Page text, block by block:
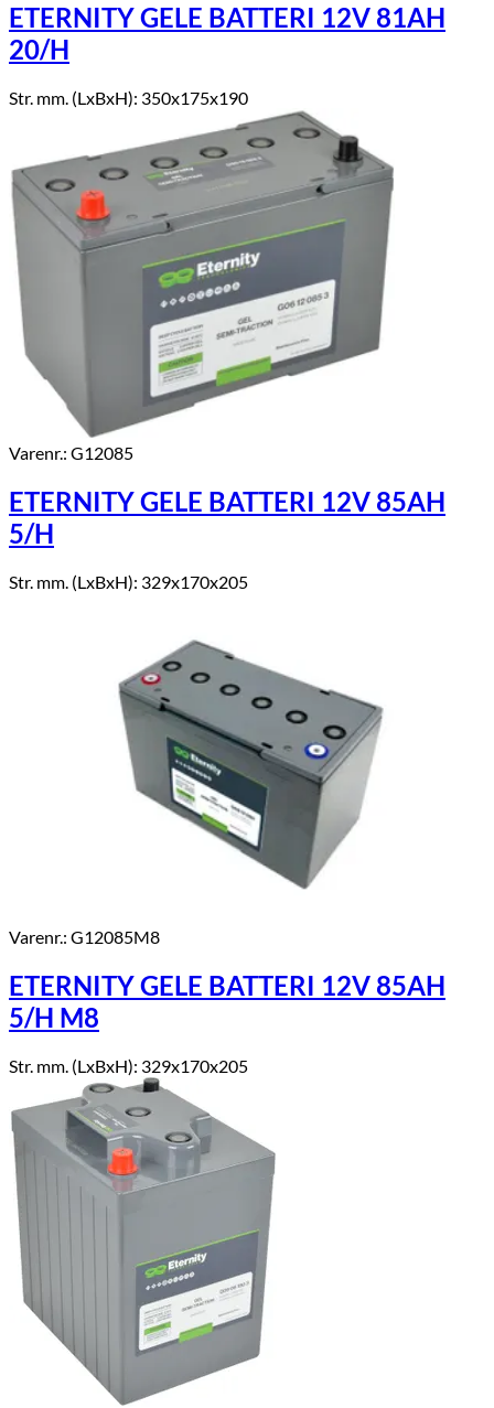
ETERNITY GELE BATTERI 12V 81AH
20/H
Str. mm. (LxBxH): 350x175x190
Varenr.: G12085
ETERNITY GELE BATTERI 12V 85AH
5/H
Str. mm. (LxBxH): 329x170x205
Varenr.: G12085M8
ETERNITY GELE BATTERI 12V 85AH
5/H M8
Str. mm. (LxBxH): 329x170x205